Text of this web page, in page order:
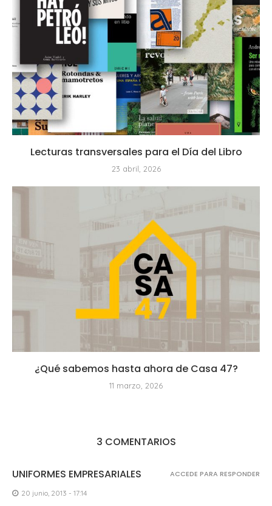
Lecturas transversales para el Día del Libro
23 abril, 2026
¿Qué sabemos hasta ahora de Casa 47?
11 marzo, 2026
3 COMENTARIOS
UNIFORMES EMPRESARIALES
20 junio, 2013 - 17:14
ACCEDE PARA RESPONDER